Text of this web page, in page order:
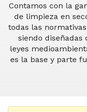
Contamos con la
de limpieza en
todas las
siendo diseñadas
leyes
es la base y parte